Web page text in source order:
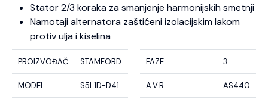
Stator 2/3 koraka za smanjenje harmonijskih smetnji
Namotaji alternatora zaštićeni izolacijskim lakom
protiv ulja i kiselina
PROIZVOĐAČ STAMFORD
MODEL S5L1D-D41
FAZE 3
A.V.R. AS440